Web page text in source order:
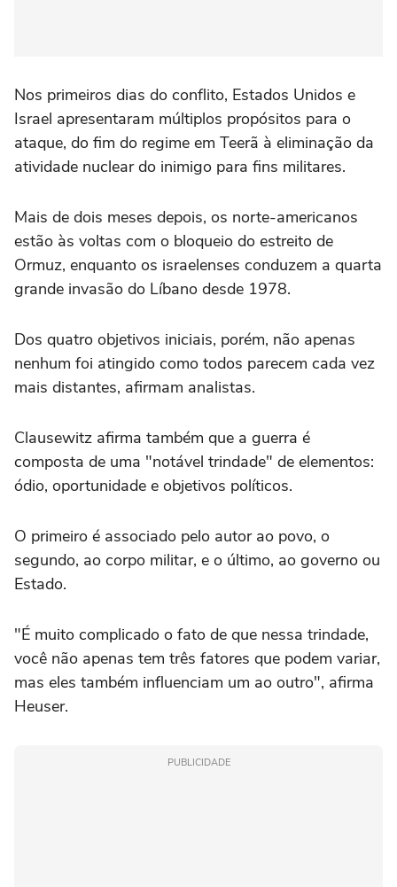
Nos primeiros dias do conflito, Estados Unidos e
Israel apresentaram múltiplos propósitos para o
ataque, do fim do regime em Teerã à eliminação da
atividade nuclear do inimigo para fins militares.
Mais de dois meses depois, os norte-americanos
estão às voltas com o bloqueio do estreito de
Ormuz, enquanto os israelenses conduzem a quarta
grande invasão do Líbano desde 1978.
Dos quatro objetivos iniciais, porém, não apenas
nenhum foi atingido como todos parecem cada vez
mais distantes, afirmam analistas.
Clausewitz afirma também que a guerra é
composta de uma "notável trindade" de elementos:
ódio, oportunidade e objetivos políticos.
O primeiro é associado pelo autor ao povo, o
segundo, ao corpo militar, e o último, ao governo ou
Estado.
"É muito complicado o fato de que nessa trindade,
você não apenas tem três fatores que podem variar,
mas eles também influenciam um ao outro", afirma
Heuser.
PUBLICIDADE